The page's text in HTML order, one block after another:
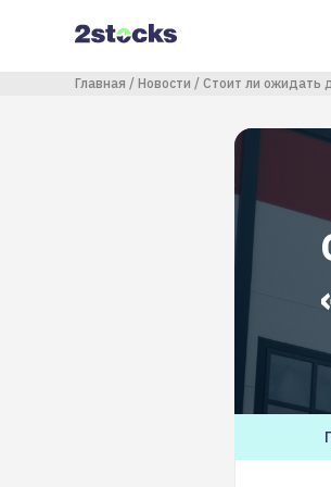
содержанию
Строка навигации
Главная Новости Стоит ли ожидать